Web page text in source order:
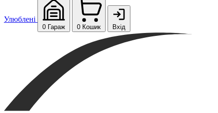
Улюблені
0 Гараж 0 Кошик Вхід